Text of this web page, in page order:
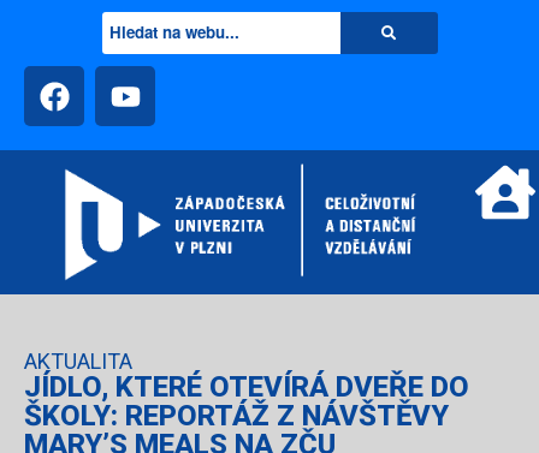
AKTUALITA
JÍDLO, KTERÉ OTEVÍRÁ DVEŘE DO
ŠKOLY: REPORTÁŽ Z NÁVŠTĚVY
MARY’S MEALS NA ZČU